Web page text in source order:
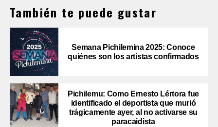
También te puede gustar
Semana Pichilemina 2025: Conoce
quiénes son los artistas confirmados
Pichilemu: Como Ernesto Lértora fue
identificado el deportista que murió
trágicamente ayer, al no activarse su
paracaidista